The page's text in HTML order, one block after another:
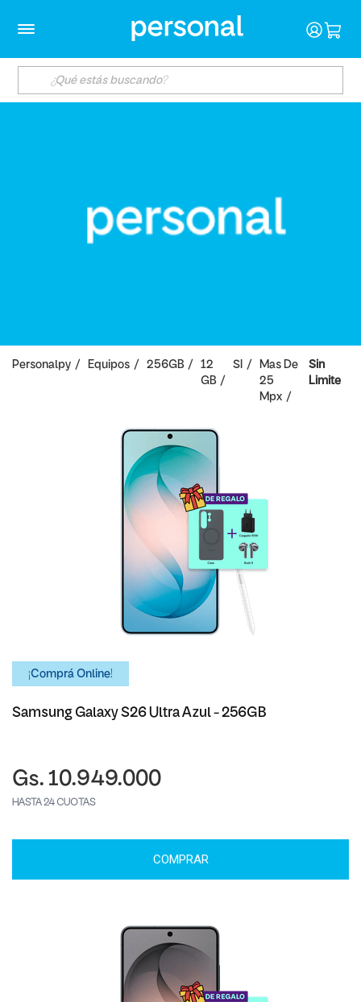
Personalpy Equipos 256GB
12
GB
SI
Mas De
25
Mpx
Sin
Limite
¡Comprá Online!
Samsung Galaxy S26 Ultra Azul - 256GB
Gs. 10.949.000
HASTA 24 CUOTAS
COMPRAR